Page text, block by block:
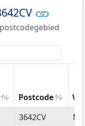
Postcode
Postcode
3642CV